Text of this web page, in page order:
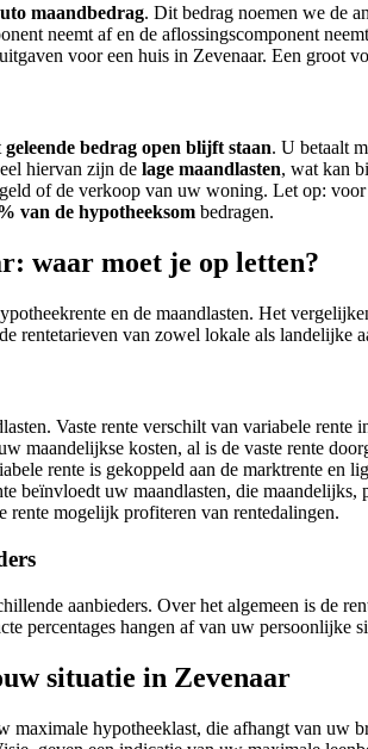
maandbedrag. Dit bedrag noemen we de
neemt af en de aflossingscomponent
voor een huis in Zevenaar. Een groot
geleende bedrag open blijft staan. U betaalt
hiervan zijn de lage maandlasten, wat kan
of de verkoop van uw woning. Let op:
van de hypotheeksom bedragen.
waar moet je op letten?
en de maandlasten. Het
rentetarieven van zowel lokale als landelijke
Vaste rente verschilt van variabele
maandelijkse kosten, al is de vaste rente
rente is gekoppeld aan de marktrente en
beïnvloedt uw maandlasten, die
rente mogelijk profiteren van rentedalingen.
aanbieders. Over het algemeen is de
percentages hangen af van uw persoonlijke
situatie in Zevenaar
hypotheeklast, die afhangt van uw